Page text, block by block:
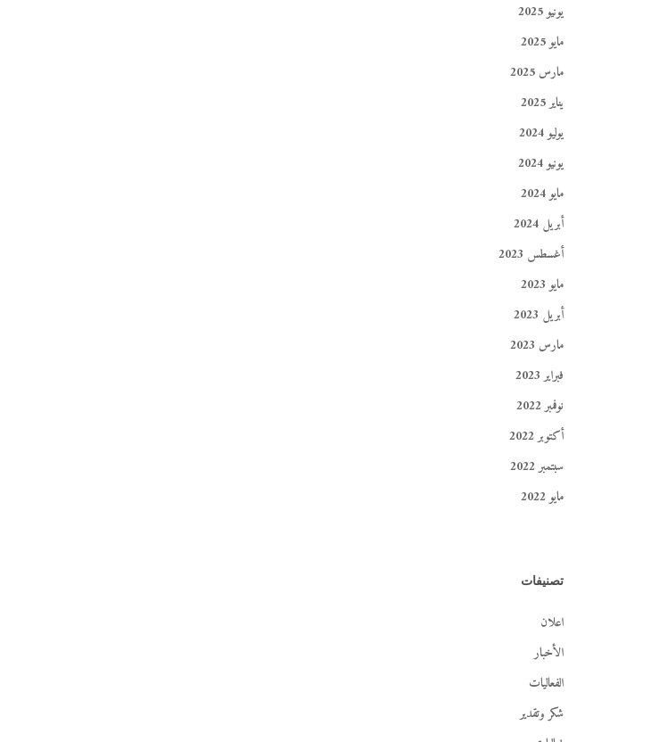
يونيو 2025
مايو 2025
مارس 2025
يناير 2025
يوليو 2024
يونيو 2024
مايو 2024
أبريل 2024
أغسطس 2023
مايو 2023
أبريل 2023
مارس 2023
فبراير 2023
نوفمبر 2022
أكتوبر 2022
سبتمبر 2022
مايو 2022
تصنيفات
اعلان
الأخبار
الفعاليات
شكر وتقدير